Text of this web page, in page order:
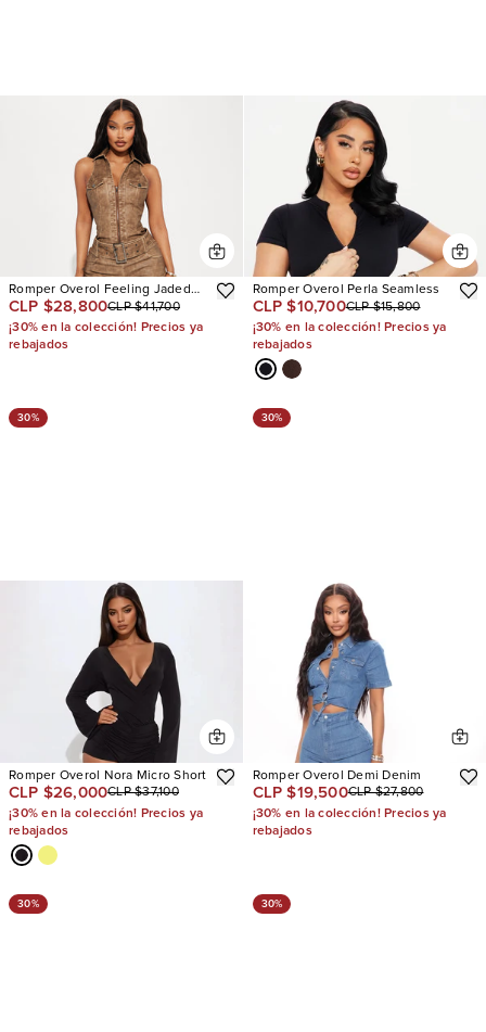
Romper Overol Feeling Jaded
Washed Faux Leather
CLP $28,800CLP $41,700
¡30% en la colección! Precios ya
rebajados
Romper Overol Perla Seamless
CLP $10,700CLP $15,800
¡30% en la colección! Precios ya
rebajados
30%
Romper Overol Nora Micro Short
CLP $26,000CLP $37,100
¡30% en la colección! Precios ya
rebajados
30%
Romper Overol Demi Denim
CLP $19,500CLP $27,800
¡30% en la colección! Precios ya
rebajados
30% 30%